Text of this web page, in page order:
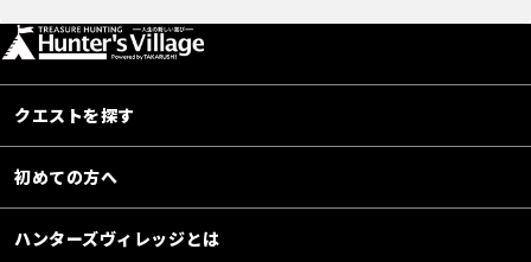
クエストを探す
初めての方へ
ハンターズヴィレッジとは